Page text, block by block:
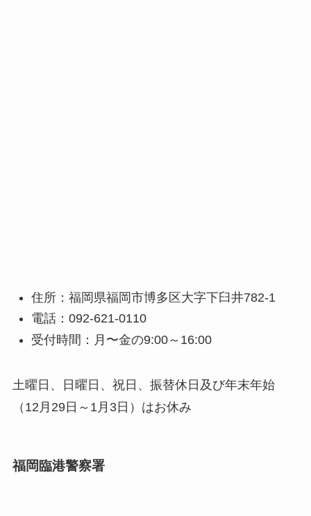
住所：福岡県福岡市博多区大字下臼井782-1
電話：092-621-0110
受付時間：月〜金の9:00～16:00
土曜日、日曜日、祝日、振替休日及び年末年始
（12月29日～1月3日）はお休み
福岡臨港警察署